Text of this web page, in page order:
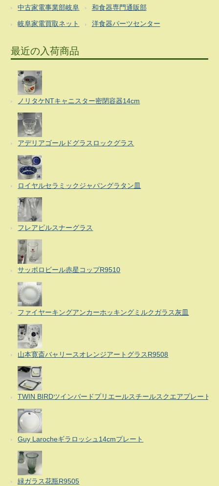
中古家電事業部岐阜 和食器専門通販部
岐阜家電買取ネット 洋食器パーツセンター
最近の入荷商品
ノリタケNTキャニスター密閉容器14cm
アデリアゴールドグラスロックグラス
ロイヤルセラミックジャパングラタン皿
フレアピルスナーグラス
サッポロビール赤星コップR9510
ファイヤーキングアンカーホッキングミルクガラス灰皿
山本寛斎バャリースオレンジアートグラスR9508
TWIN BIRDツインバードプリエールスチールスクエアプレート
Guy Larocheギラロッシュ14cmプレート
緑ガラス花瓶R9505